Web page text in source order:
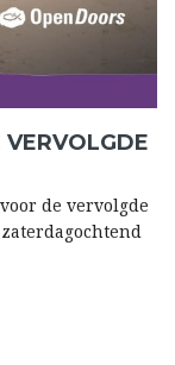
de vervolgde